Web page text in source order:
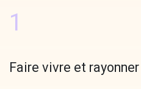
1
Faire vivre et